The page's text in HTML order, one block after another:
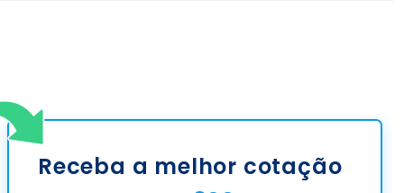
Receba a melhor cotação